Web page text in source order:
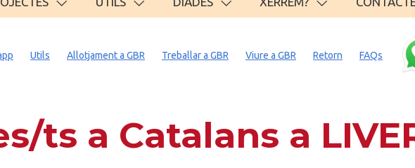
Utils Allotjament a GBR Treballar a GBR Viure a GBR Retorn FAQs
ts a Catalans a